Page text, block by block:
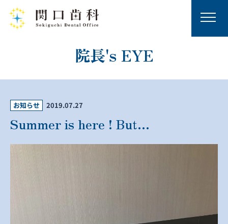
院長's EYE
お知らせ 2019.07.27
Summer is here ! But…